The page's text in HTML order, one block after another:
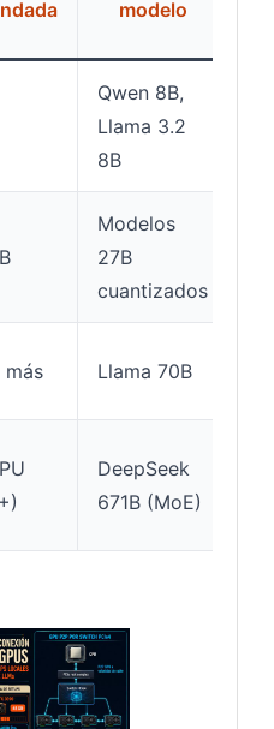
modelo
Qwen 8B,
Llama 3.2
8B
Modelos
27B
cuantizados
más Llama 70B
DeepSeek
671B (MoE)